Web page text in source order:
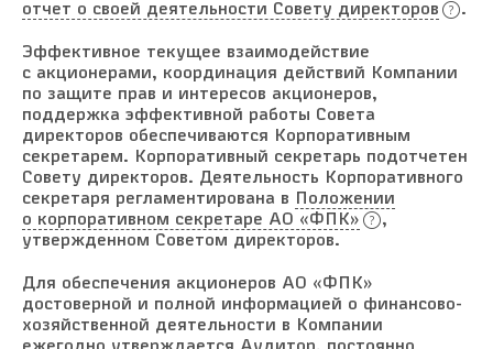
отчет о своей деятельности Совету директоров
.
Эффективное текущее взаимодействие
с акционерами, координация действий Компании
по защите прав и интересов акционеров,
поддержка эффективной работы Совета
директоров обеспечиваются Корпоративным
секретарем. Корпоративный секретарь подотчетен
Совету директоров. Деятельность Корпоративного
секретаря регламентирована в Положении
о корпоративном секретаре АО «ФПК»
,
утвержденном Советом директоров.
Для обеспечения акционеров АО «ФПК»
достоверной и полной информацией о финансово-
хозяйственной деятельности в Компании